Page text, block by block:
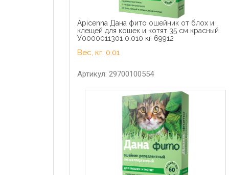
Apicenna Дана фито ошейник от блох и
клещей для кошек и котят 35 см красный
У0000011301 0.010 кг 69912
Вес, кг: 0.01
Артикул: 29700100554